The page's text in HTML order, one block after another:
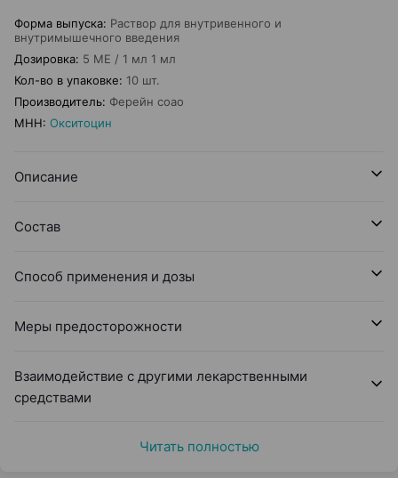
Форма выпуска: Раствор для внутривенного и
внутримышечного введения
Дозировка: 5 МЕ / 1 мл 1 мл
Кол-во в упаковке: 10 шт.
Производитель: Ферейн соао
МНН: Окситоцин
Описание
Состав
Способ применения и дозы
Меры предосторожности
Взаимодействие с другими лекарственными
средствами
Читать полностью